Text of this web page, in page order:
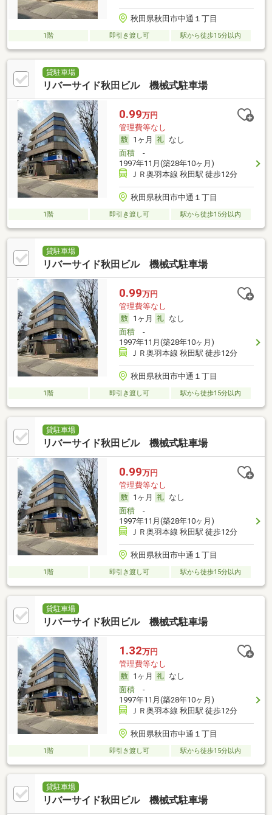
秋田県秋田市中通１丁目
1階 即引き渡し可 駅から徒歩15分以内
貸駐車場
リバーサイド秋田ビル 機械式駐車場
0.99万円
管理費等なし
1ヶ月
なし
面積-
1997年11月(築28年10ヶ月)
ＪＲ奥羽本線 秋田駅 徒歩12分
秋田県秋田市中通１丁目
1階 即引き渡し可 駅から徒歩15分以内
貸駐車場
リバーサイド秋田ビル 機械式駐車場
0.99万円
管理費等なし
1ヶ月
なし
面積-
1997年11月(築28年10ヶ月)
ＪＲ奥羽本線 秋田駅 徒歩12分
秋田県秋田市中通１丁目
1階 即引き渡し可 駅から徒歩15分以内
貸駐車場
リバーサイド秋田ビル 機械式駐車場
0.99万円
管理費等なし
1ヶ月
なし
面積-
1997年11月(築28年10ヶ月)
ＪＲ奥羽本線 秋田駅 徒歩12分
秋田県秋田市中通１丁目
1階 即引き渡し可 駅から徒歩15分以内
貸駐車場
リバーサイド秋田ビル 機械式駐車場
1.32万円
管理費等なし
1ヶ月
なし
面積-
1997年11月(築28年10ヶ月)
ＪＲ奥羽本線 秋田駅 徒歩12分
秋田県秋田市中通１丁目
1階 即引き渡し可 駅から徒歩15分以内
貸駐車場
リバーサイド秋田ビル 機械式駐車場